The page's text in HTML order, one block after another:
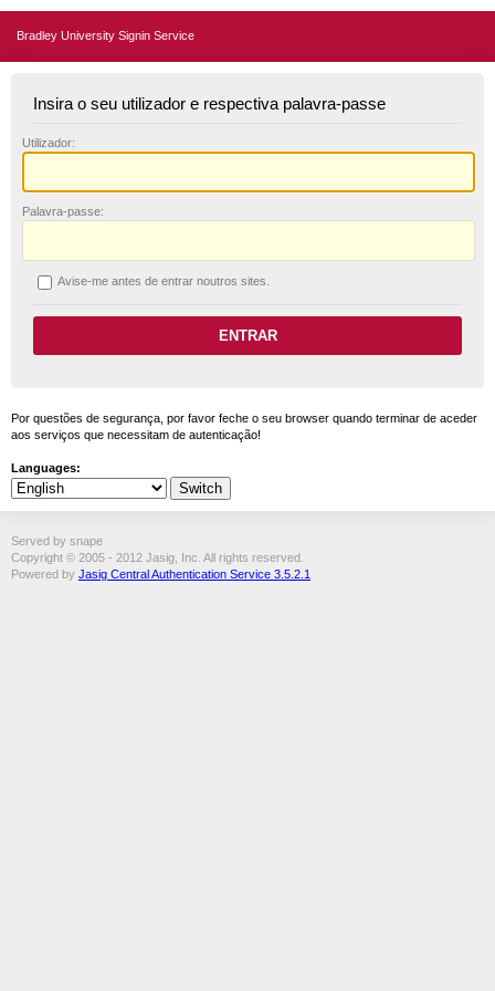
Bradley University Signin Service
Insira o seu utilizador e respectiva palavra-passe
Utilizador:
Palavra-passe:
Avise-me antes de entrar noutros sites.
Por questões de segurança, por favor feche o seu browser quando terminar de aceder
aos serviços que necessitam de autenticação!
Languages:
Served by snape
Copyright © 2005 - 2012 Jasig, Inc. All rights reserved.
Powered by Jasig Central Authentication Service 3.5.2.1